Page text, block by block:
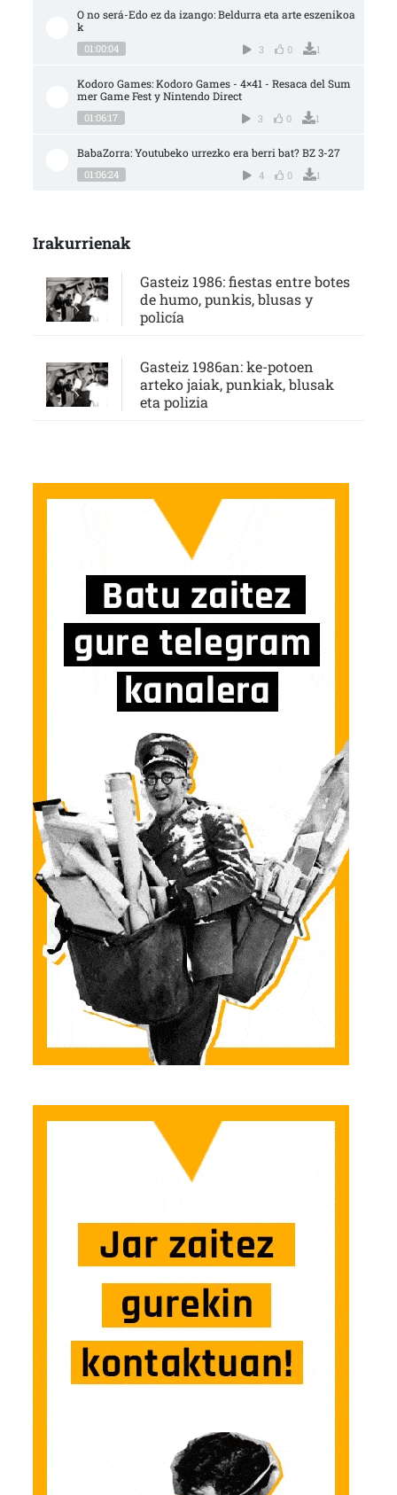
O no será-Edo ez da izango: Beldurra eta arte eszenikoa
k
01:00:04 3 0 1
Kodoro Games: Kodoro Games - 4×41 - Resaca del Sum
mer Game Fest y Nintendo Direct
01:06:17 3 0 1
BabaZorra: Youtubeko urrezko era berri bat? BZ 3-27
01:06:24 4 0 1
Irakurrienak
Gasteiz 1986: fiestas entre botes
de humo, punkis, blusas y
policía
Gasteiz 1986an: ke-potoen
arteko jaiak, punkiak, blusak
eta polizia